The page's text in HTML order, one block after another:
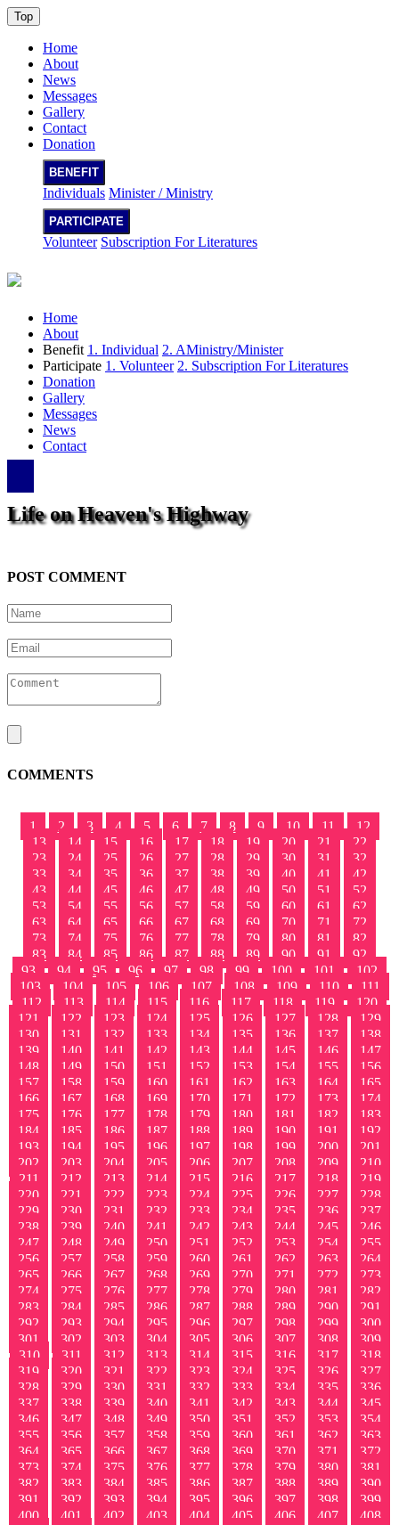
Top
Home
About
News
Messages
Gallery
Contact
Donation
BENEFIT
Individuals Minister / Ministry
PARTICIPATE
Volunteer Subscription For Literatures
Home
About
Benefit 1. Individual 2. AMinistry/Minister
Participate 1. Volunteer 2. Subscription For Literatures
Donation
Gallery
Messages
News
Contact
Life on Heaven's Highway
POST COMMENT
COMMENTS
1 2 3 4 5 6 7 8 9 10 11
12
13
14 15 16 17 18 19 20 21
22
23
24 25 26 27 28 29 30 31
32
33
34 35 36 37 38 39 40 41
42
43
44 45 46 47 48 49 50 51
52
53
54 55 56 57 58 59 60 61
62
63
64 65 66 67 68 69 70 71
72
73
74 75 76 77 78 79 80 81
82
83
84 85 86 87 88 89 90 91
92
93
94 95 96 97 98 99 100 101
102
103
104 105 106 107 108 109 110
111
112
113 114 115 116 117 118 119
120
121
122 123 124 125 126 127 128
129
130
131 132 133 134 135 136 137
138
139
140 141 142 143 144 145 146
147
148
149 150 151 152 153 154 155
156
157
158 159 160 161 162 163 164
165
166
167 168 169 170 171 172 173
174
175
176 177 178 179 180 181 182
183
184
185 186 187 188 189 190 191
192
193
194 195 196 197 198 199 200
201
202
203 204 205 206 207 208 209
210
211
212 213 214 215 216 217 218
219
220
221 222 223 224 225 226 227
228
229
230 231 232 233 234 235 236
237
238
239 240 241 242 243 244 245
246
247
248 249 250 251 252 253 254
255
256
257 258 259 260 261 262 263
264
265
266 267 268 269 270 271 272
273
274
275 276 277 278 279 280 281
282
283
284 285 286 287 288 289 290
291
292
293 294 295 296 297 298 299
300
301
302 303 304 305 306 307 308
309
310
311 312 313 314 315 316 317
318
319
320 321 322 323 324 325 326
327
328
329 330 331 332 333 334 335
336
337
338 339 340 341 342 343 344
345
346
347 348 349 350 351 352 353
354
355
356 357 358 359 360 361 362
363
364
365 366 367 368 369 370 371
372
373
374 375 376 377 378 379 380
381
382
383 384 385 386 387 388 389
390
391
392 393 394 395 396 397 398
399
400
401 402 403 404 405 406 407
408